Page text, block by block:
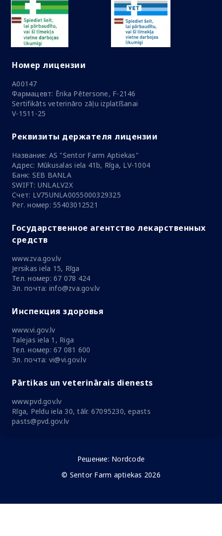
Номер лицензии
A00147
Фармацевт: Ērika Pētersone, F-2146
Sertifikāts veterināro zāļu izplatīšanai
V-1511-25
Реквизиты держателя лицензии
Название: AS "Sentor Farm Aptiekas"
Адрес: Mūkusalas iela 41b, Rīga, LV-1004
Банк: SEB BANLA
SWIFT: UNLALV2X
Счет: LV75UNLA0055000329325
Рег. номер: 55403012521
Государственное агентство лекарственных
средств
www.zva.gov.lv
Jersikas iela 15, Rīga
Тел. номер: 67 078 424
Эл. почта: info@zva.gov.lv
Инспекция здоровья
www.vi.gov.lv
Talejas iela 1, Riga
Тел. номер: 67 081 600
Эл. почта: vi@vi.gov.lv
Pārtikas un veterinārais dienests
www.pvd.gov.lv
Rīga, Peldu iela 30, tālr. 67095230, epasts
pasts@pvd.gov.lv
Решение: Nordcode
© Sentor Farm aptiekas 2026